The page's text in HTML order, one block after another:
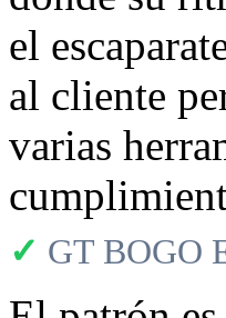
el
al cliente
varias
✓ GT BOGO